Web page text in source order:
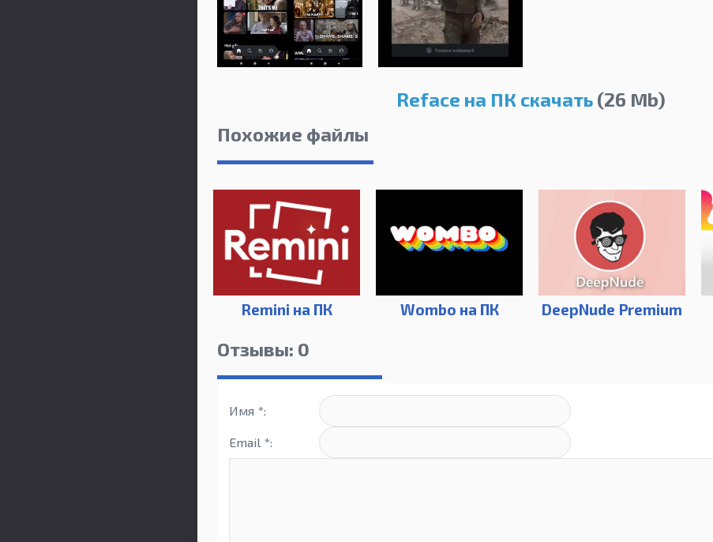
Reface на ПК скачать(26 Mb)
Похожие файлы
Remini на ПК Wombo на ПК DeepNude Premium
Отзывы: 0
Имя *:
Email *: